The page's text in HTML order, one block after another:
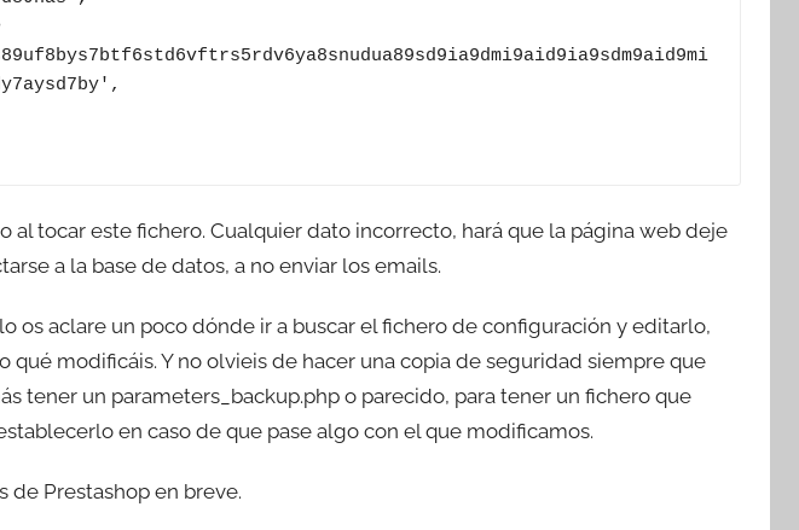
al tocar este fichero. Cualquier dato incorrecto, hará que la página web deje
a la base de datos, a no enviar los emails.
os aclare un poco dónde ir a buscar el fichero de configuración y editarlo,
qué modificáis. Y no olvieis de hacer una copia de seguridad siempre que
tener un parameters_backup.php o parecido, para tener un fichero que
en caso de que pase algo con el que modificamos.
de Prestashop en breve.